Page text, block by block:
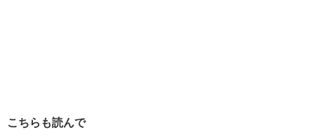
こちらも読んで